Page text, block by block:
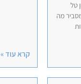
טל
מה
קרא עוד »